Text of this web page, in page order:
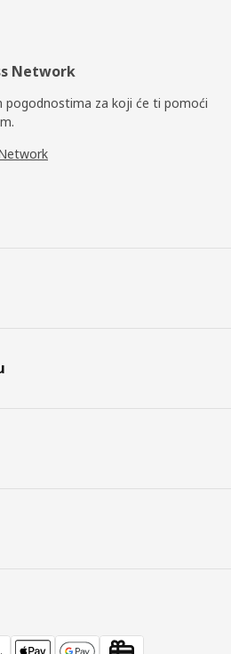
Network
pogodnostima za koji će ti pomoći